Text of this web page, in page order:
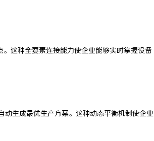
这种全要素连接能力使企业能够实时掌握设备
动生成最优生产方案。这种动态平衡机制使企业